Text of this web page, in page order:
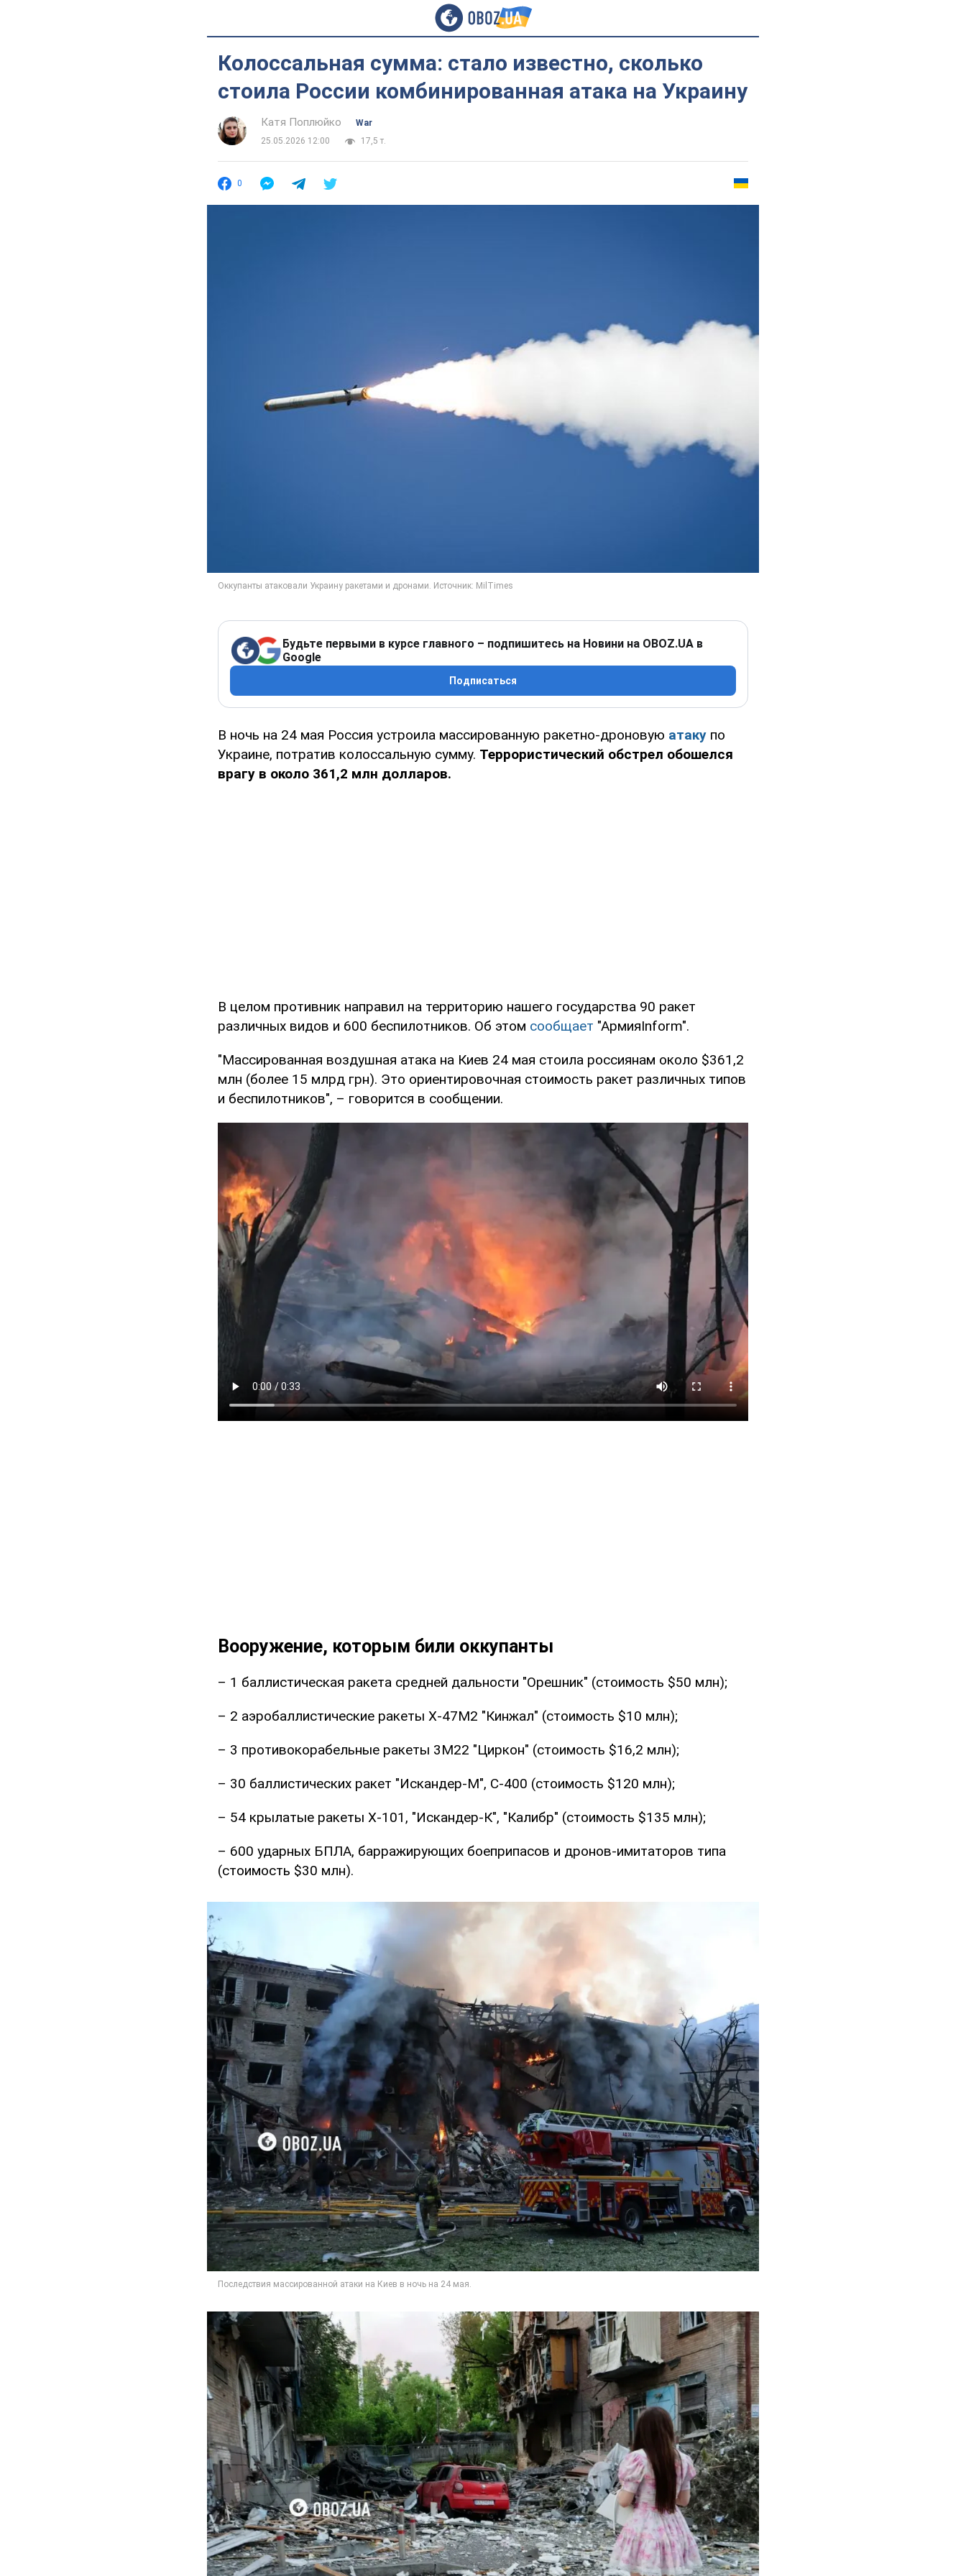
Колоссальная сумма: стало известно, сколько
стоила России комбинированная атака на Украину
Катя Поплюйко
War
25.05.2026 12:00
17,5 т.
0
Будьте первыми в курсе главного – подпишитесь на Новини на OBOZ.UA в
Google
Подписаться
В ночь на 24 мая Россия устроила массированную ракетно-дроновую атаку по
Украине, потратив колоссальную сумму. Террористический обстрел обошелся
врагу в около 361,2 млн долларов.
В целом противник направил на территорию нашего государства 90 ракет
различных видов и 600 беспилотников. Об этом сообщает "АрмияInform".
"Массированная воздушная атака на Киев 24 мая стоила россиянам около $361,2
млн (более 15 млрд грн). Это ориентировочная стоимость ракет различных типов
и беспилотников", – говорится в сообщении.
Вооружение, которым били оккупанты
– 1 баллистическая ракета средней дальности "Орешник" (стоимость $50 млн);
– 2 аэробаллистические ракеты Х-47М2 "Кинжал" (стоимость $10 млн);
– 3 противокорабельные ракеты 3М22 "Циркон" (стоимость $16,2 млн);
– 30 баллистических ракет "Искандер-М", С-400 (стоимость $120 млн);
– 54 крылатые ракеты Х-101, "Искандер-К", "Калибр" (стоимость $135 млн);
– 600 ударных БПЛА, барражирующих боеприпасов и дронов-имитаторов типа
(стоимость $30 млн).